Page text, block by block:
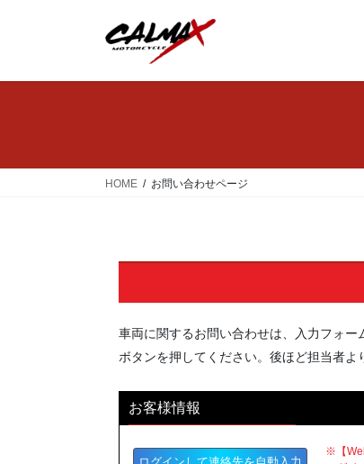
HOME お問い合わせページ
車両に関するお問い合わせは、入力フォ
ボタンを押してください。後ほど担当者よ
お客様情報
※【